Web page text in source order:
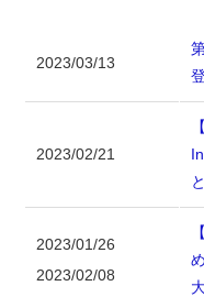
2023/03/13
2023/02/21
2023/01/26
2023/02/08